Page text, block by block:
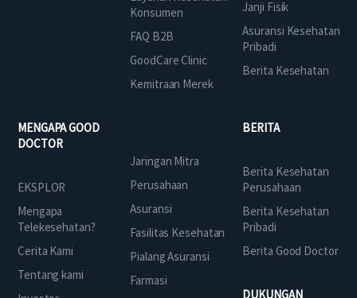
Konsumen
FAQ B2B
GoodCare Clinic
Kemitraan Merek
Janji Fisik
Asuransi Kesehatan
Pribadi
Berita Kesehatan
MENGAPA GOOD
DOCTOR
EKSPLOR
Mengapa
Telekesehatan?
Cerita Kami
Tentang kami
Jaringan Mitra
Perusahaan
Asuransi
Fasilitas Kesehatan
Pialang Asuransi
Farmasi
BERITA
Berita Kesehatan
Perusahaan
Berita Kesehatan
Pribadi
Berita Good Doctor
DUKUNGAN